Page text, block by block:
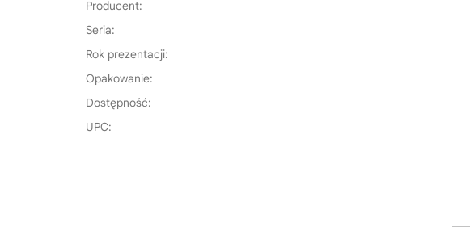
Producent:
Seria:
Rok prezentacji:
Opakowanie:
Dostępność:
UPC: